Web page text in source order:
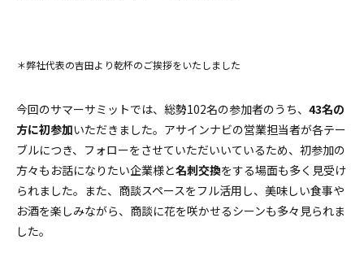
＊弊社代表の吉田より乾杯のご挨拶をいたしました
今回のサマーサミットでは、総勢102名の参加者のうち、 43名の
方に初参加いただきました。アサインナビの営業担当者が各テー
ブルにつき、フォローをさせていただいいているため、初参加の
方々もお話になりたい企業様と名刺交換をする場面も多く見受け
られました。また、商談スペースをフル活用し、美味しい食事や
お酒を楽しみながら、商談に花を咲かせるシーンも多々見られま
した。